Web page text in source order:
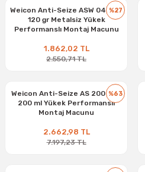
%27
Weicon Anti-Seize ASW 040 P -
120 gr Metalsiz Yükek
Performanslı Montaj Macunu
1.862,02 TL
2.550,71 TL
%63
Weicon Anti-Seize AS 200 PR -
200 ml Yükek Performanslı
Montaj Macunu
2.662,98 TL
7.197,23 TL